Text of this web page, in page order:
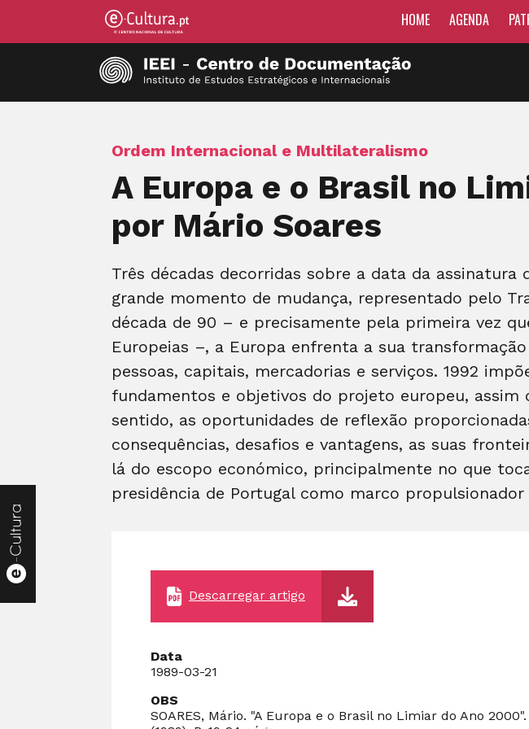
HOME AGENDA
Ordem Internacional e Multilateralismo
A Europa e o Brasil no
por Mário Soares
Três décadas decorridas sobre a data da
grande momento de mudança, representado pelo
década de 90 – e precisamente pela primeira vez
Europeias –, a Europa enfrenta a sua
pessoas, capitais, mercadorias e serviços. 1992
fundamentos e objetivos do projeto europeu,
sentido, as oportunidades de reflexão
consequências, desafios e vantagens, as suas
lá do escopo económico, principalmente no que
presidência de Portugal como marco
Descarregar artigo
Data
1989-03-21
OBS
SOARES, Mário. "A Europa e o Brasil no Limiar do Ano